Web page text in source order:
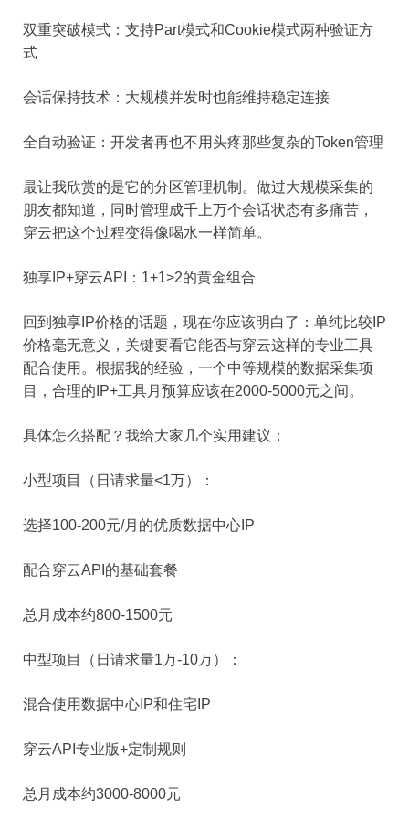
双重突破模式：支持Part模式和Cookie模式两种验证方
式
会话保持技术：大规模并发时也能维持稳定连接
全自动验证：开发者再也不用头疼那些复杂的Token管理
最让我欣赏的是它的分区管理机制。做过大规模采集的
朋友都知道，同时管理成千上万个会话状态有多痛苦，
穿云把这个过程变得像喝水一样简单。
独享IP+穿云API：1+1>2的黄金组合
回到独享IP价格的话题，现在你应该明白了：单纯比较IP
价格毫无意义，关键要看它能否与穿云这样的专业工具
配合使用。根据我的经验，一个中等规模的数据采集项
目，合理的IP+工具月预算应该在2000-5000元之间。
具体怎么搭配？我给大家几个实用建议：
小型项目（日请求量<1万）：
选择100-200元/月的优质数据中心IP
配合穿云API的基础套餐
总月成本约800-1500元
中型项目（日请求量1万-10万）：
混合使用数据中心IP和住宅IP
穿云API专业版+定制规则
总月成本约3000-8000元